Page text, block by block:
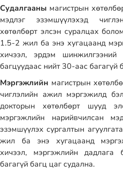
Судалгааны магистрын
мэдлэг эзэмшүүлэхэд
хөтөлбөрт элсэн суралцах
1.5-2 жил ба энэ хугацаанд
хичээл, эрдэм
багцуудаас нийт 30-аас багагүй
Мэргэжлийн магистрын
чиглэлийн ажил мэргэжилд
докторын хөтөлбөрт шууд
мэргэжлийн нарийвчилсан
эзэмшүүлэх сургалтын
жил ба энэ хугацаанд
хичээл, мэргэжлийн дадлага
багагүй багц цаг судална.